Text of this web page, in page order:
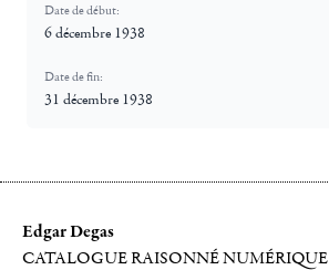
Date de début:
6 décembre 1938
Date de fin:
31 décembre 1938
Edgar Degas
CATALOGUE RAISONNÉ NUMÉRIQUE